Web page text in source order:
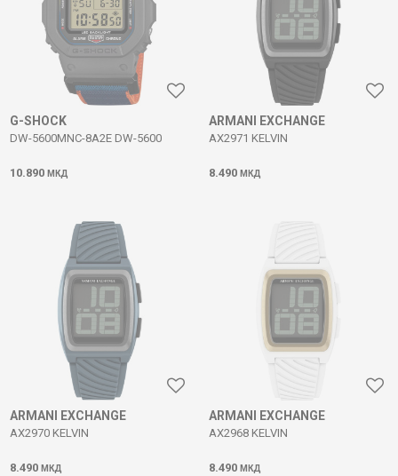
G-SHOCK
DW-5600MNC-8A2E DW-5600
10.890 МКД
ARMANI EXCHANGE
AX2971 KELVIN
8.490 МКД
ARMANI EXCHANGE
AX2970 KELVIN
8.490 МКД
ARMANI EXCHANGE
AX2968 KELVIN
8.490 МКД